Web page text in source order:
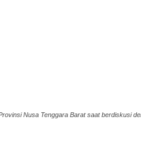
Nusa Tenggara Barat saat berdiskusi